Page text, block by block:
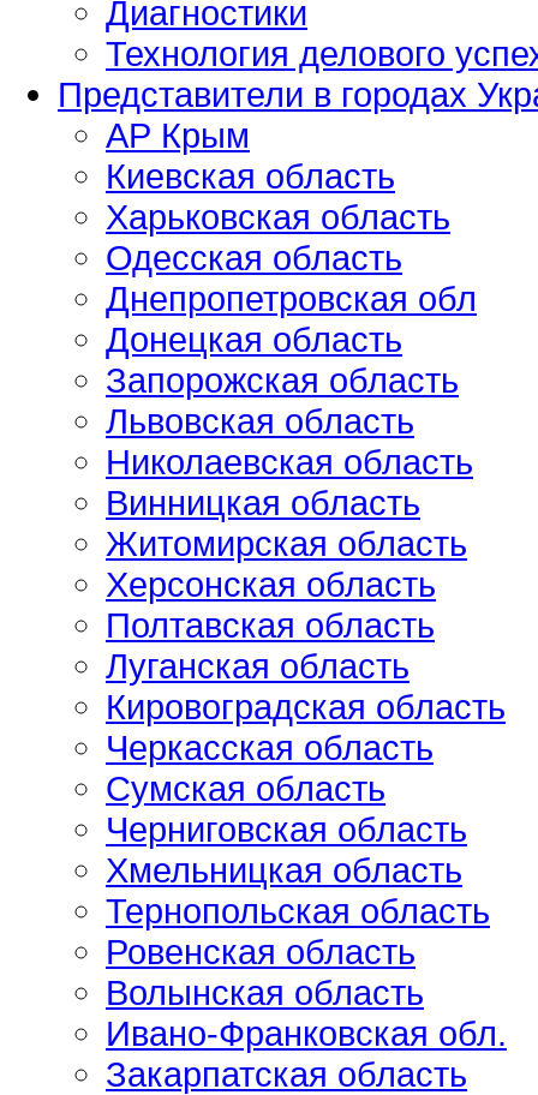
Диагностики
Технология делового
Представители в городах
АР Крым
Киевская область
Харьковская область
Одесская область
Днепропетровская обл
Донецкая область
Запорожская область
Львовская область
Николаевская область
Винницкая область
Житомирская область
Херсонская область
Полтавская область
Луганская область
Кировоградская область
Черкасская область
Сумская область
Черниговская область
Хмельницкая область
Тернопольская область
Ровенская область
Волынская область
Ивано-Франковская обл.
Закарпатская область